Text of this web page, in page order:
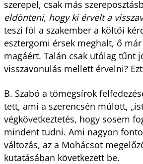
szerepel, csak más
eldönteni, hogy ki érvelt a
teszi föl a szakember a költői
esztergomi érsek meghalt, ő
magáért. Talán csak utólag tűnt
visszavonulás mellett érvelni?
B. Szabó a tömegsírok
tett, ami a szerencsén múlott,
végkövetkeztetés, hogy sosem
mindent tudni. Ami nagyon
változás, az a Mohácsot
kutatásában következett be.